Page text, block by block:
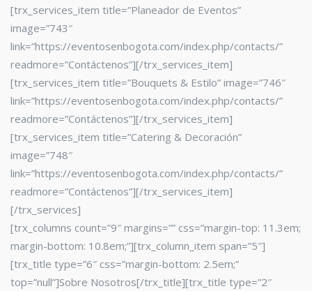
[trx_services_item title=”Planeador de Eventos”
image=”743″
link=”https://eventosenbogota.com/index.php/contacts/”
readmore=”Contáctenos”][/trx_services_item]
[trx_services_item title=”Bouquets & Estilo” image=”746″
link=”https://eventosenbogota.com/index.php/contacts/”
readmore=”Contáctenos”][/trx_services_item]
[trx_services_item title=”Catering & Decoración”
image=”748″
link=”https://eventosenbogota.com/index.php/contacts/”
readmore=”Contáctenos”][/trx_services_item]
[/trx_services]
[trx_columns count=”9″ margins=”” css=”margin-top: 11.3em;
margin-bottom: 10.8em;”][trx_column_item span=”5″]
[trx_title type=”6″ css=”margin-bottom: 2.5em;”
top=”null”]Sobre Nosotros[/trx_title][trx_title type=”2″